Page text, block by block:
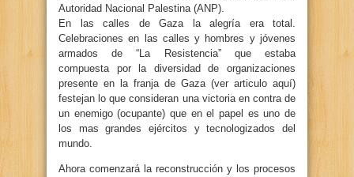
Autoridad Nacional Palestina (ANP).
En las calles de Gaza la alegría era total.
Celebraciones en las calles y hombres y jóvenes
armados de “La Resistencia” que estaba
compuesta por la diversidad de organizaciones
presente en la franja de Gaza (ver articulo aquí)
festejan lo que consideran una victoria en contra de
un enemigo (ocupante) que en el papel es uno de
los mas grandes ejércitos y tecnologizados del
mundo.
Ahora comenzará la reconstrucción y los procesos